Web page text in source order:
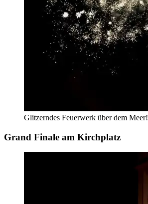
Glitzerndes Feuerwerk über dem Meer!
Grand Finale am Kirchplatz